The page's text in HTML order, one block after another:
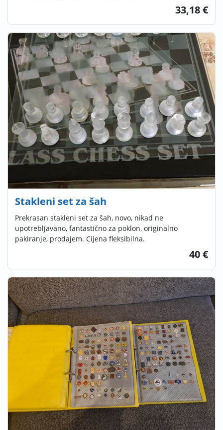
33,18 €
Stakleni set za šah
Prekrasan stakleni set za šah, novo, nikad ne
upotrebljavano, fantastično za poklon, originalno
pakiranje, prodajem. Cijena fleksibilna.
40 €